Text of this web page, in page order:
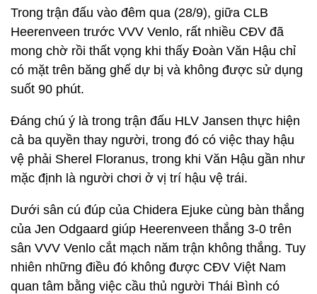
Trong trận đấu vào đêm qua (28/9), giữa CLB
Heerenveen trước VVV Venlo, rất nhiều CĐV đã
mong chờ rồi thất vọng khi thấy Đoàn Văn Hậu chỉ
có mặt trên băng ghế dự bị và không được sử dụng
suốt 90 phút.
Đáng chú ý là trong trận đấu HLV Jansen thực hiện
cả ba quyền thay người, trong đó có việc thay hậu
vệ phải Sherel Floranus, trong khi Văn Hậu gần như
mặc định là người chơi ở vị trí hậu vệ trái.
Dưới sân cú đúp của Chidera Ejuke cùng bàn thắng
của Jen Odgaard giúp Heerenveen thắng 3-0 trên
sân VVV Venlo cắt mạch năm trận không thắng. Tuy
nhiên những điều đó không được CĐV Việt Nam
quan tâm bằng việc cầu thủ người Thái Bình có